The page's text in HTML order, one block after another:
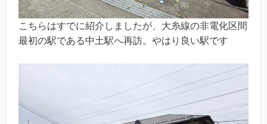
こちらはすでに紹介しましたが、大糸線の非電化区間
最初の駅である中土駅へ再訪。やはり良い駅です